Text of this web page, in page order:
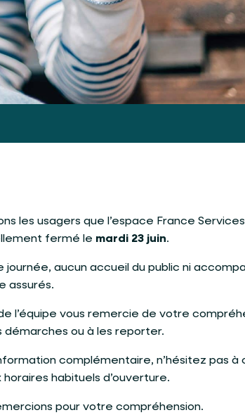
les usagers que l’espace France
fermé le mardi 23 juin.
journée, aucun accueil du public ni
assurés.
l’équipe vous remercie de votre
démarches ou à les reporter.
complémentaire, n’hésitez pas à
horaires habituels d’ouverture.
pour votre compréhension.